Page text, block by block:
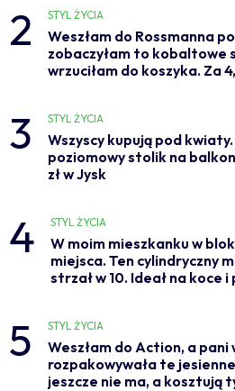
2 STYL ŻYCIA
Weszłam do Rossmanna
zobaczyłam to kobaltowe
wrzuciłam do koszyka. Za
3 STYL ŻYCIA
Wszyscy kupują pod
poziomowy stolik na
zł w Jysk
4 STYL ŻYCIA
W moim mieszkanku w
miejsca. Ten cylindryczny
strzał w 10. Ideał na koce
5 STYL ŻYCIA
Weszłam do Action, a pani
rozpakowywała te
jeszcze nie ma, a kosztują